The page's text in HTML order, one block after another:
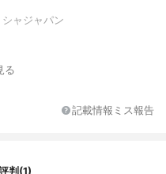
ャジャパン
る
記載情報ミス報告
判(1)